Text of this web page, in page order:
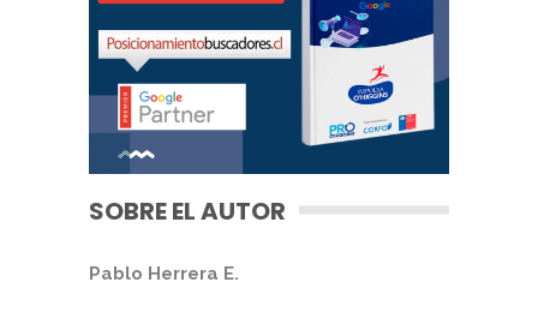
SOBRE EL AUTOR
Pablo Herrera E.